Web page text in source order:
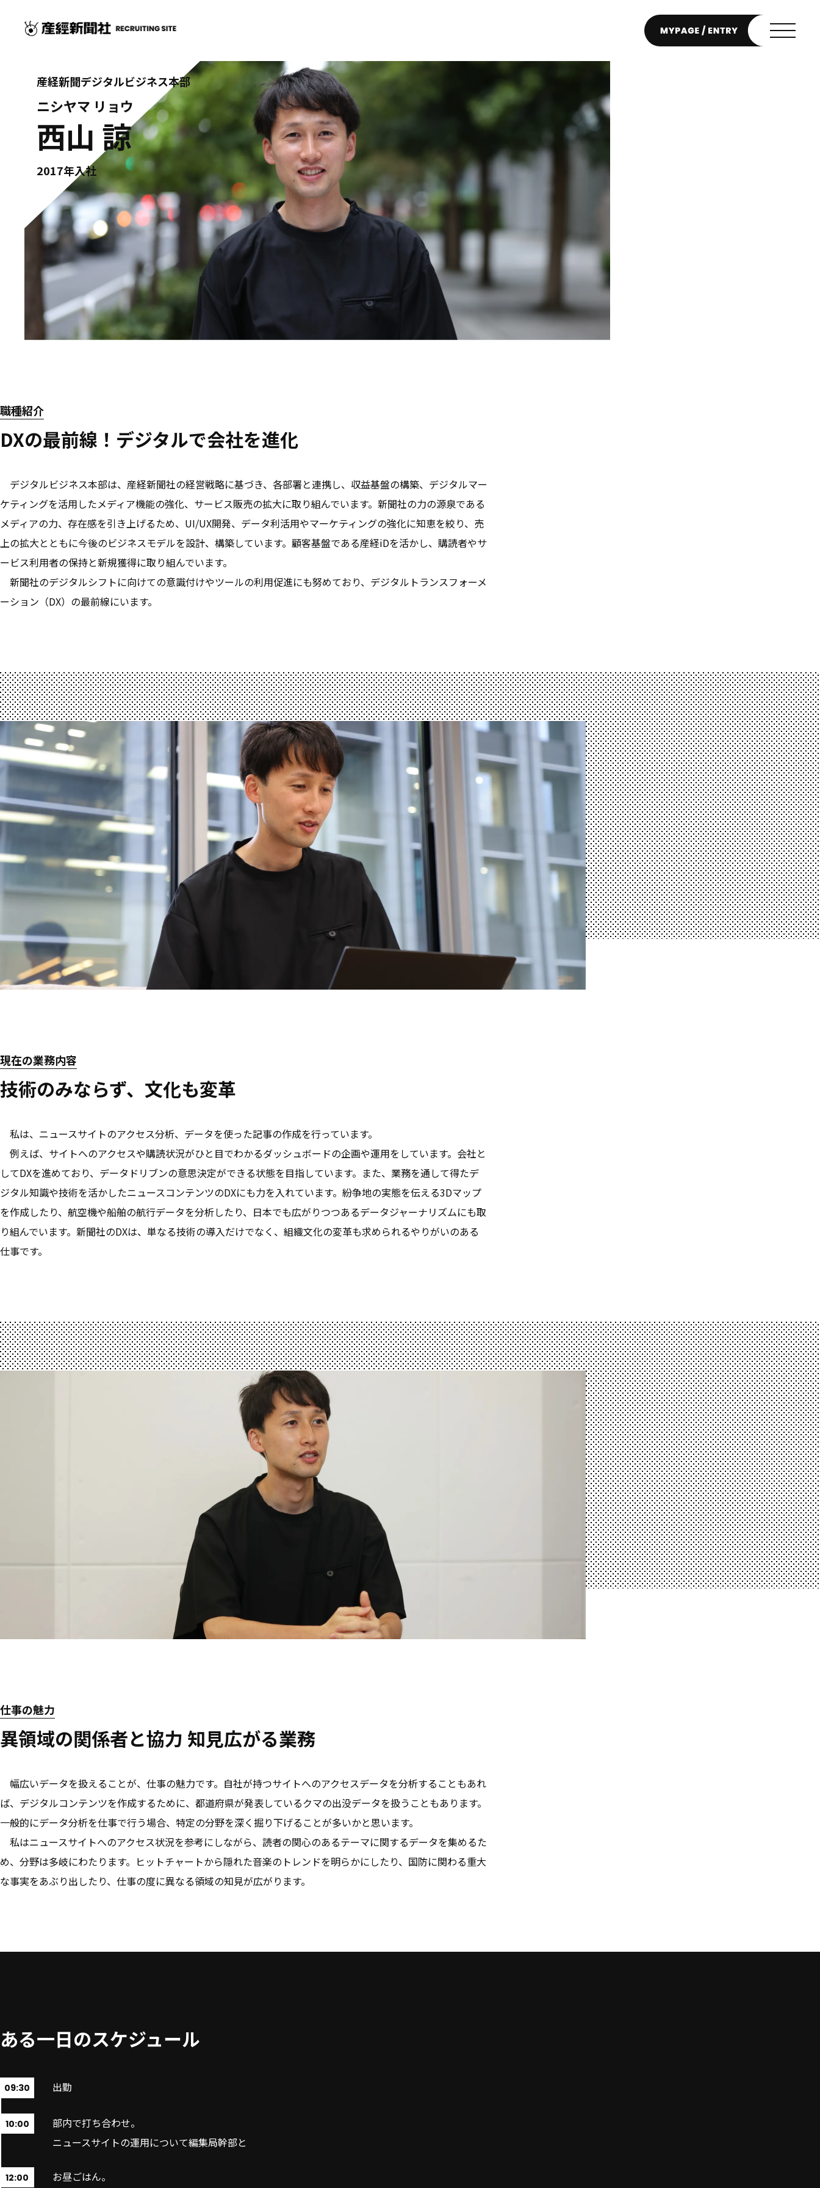
産経新聞デジタルビジネス本部
ニシヤマ リョウ
西山 諒
2017年入社
職種紹介
DXの最前線！デジタルで会社を進化
デジタルビジネス本部は、産経新聞社の経営戦略に基づき、各部署と連携し、収益基盤の構築、デジタルマー
ケティングを活用したメディア機能の強化、サービス販売の拡大に取り組んでいます。新聞社の力の源泉である
メディアの力、存在感を引き上げるため、UI/UX開発、データ利活用やマーケティングの強化に知恵を絞り、売
上の拡大とともに今後のビジネスモデルを設計、構築しています。顧客基盤である産経iDを活かし、購読者やサ
ービス利用者の保持と新規獲得に取り組んでいます。
新聞社のデジタルシフトに向けての意識付けやツールの利用促進にも努めており、デジタルトランスフォーメ
ーション（DX）の最前線にいます。
現在の業務内容
技術のみならず、文化も変革
私は、ニュースサイトのアクセス分析、データを使った記事の作成を行っています。
例えば、サイトへのアクセスや購読状況がひと目でわかるダッシュボードの企画や運用をしています。会社と
してDXを進めており、データドリブンの意思決定ができる状態を目指しています。また、業務を通して得たデ
ジタル知識や技術を活かしたニュースコンテンツのDXにも力を入れています。紛争地の実態を伝える3Dマップ
を作成したり、航空機や船舶の航行データを分析したり、日本でも広がりつつあるデータジャーナリズムにも取
り組んでいます。新聞社のDXは、単なる技術の導入だけでなく、組織文化の変革も求められるやりがいのある
仕事です。
仕事の魅力
異領域の関係者と協力 知見広がる業務
幅広いデータを扱えることが、仕事の魅力です。自社が持つサイトへのアクセスデータを分析することもあれ
ば、デジタルコンテンツを作成するために、都道府県が発表しているクマの出没データを扱うこともあります。
一般的にデータ分析を仕事で行う場合、特定の分野を深く掘り下げることが多いかと思います。
私はニュースサイトへのアクセス状況を参考にしながら、読者の関心のあるテーマに関するデータを集めるた
め、分野は多岐にわたります。ヒットチャートから隠れた音楽のトレンドを明らかにしたり、国防に関わる重大
な事実をあぶり出したり、仕事の度に異なる領域の知見が広がります。
ある一日のスケジュール
09:30 出勤
10:00
部内で打ち合わせ。
ニュースサイトの運用について編集局幹部と
12:00 お昼ごはん。